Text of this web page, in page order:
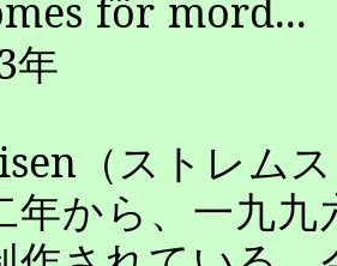
för mord...
年
（ストレム
年から、一九